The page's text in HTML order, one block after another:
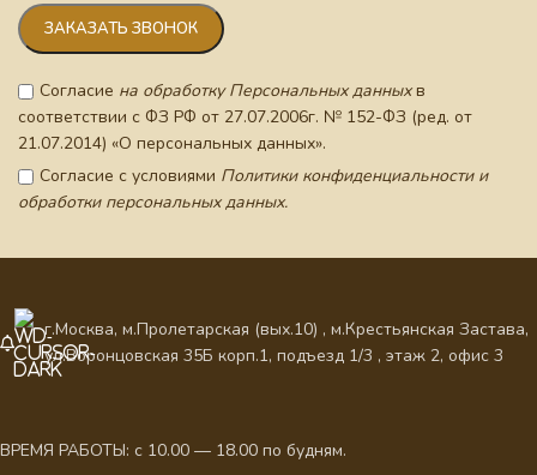
Согласие на обработку Персональных данныхв
соответствии с ФЗ РФ от 27.07.2006г. № 152-ФЗ (ред. от
21.07.2014) «О персональных данных».
Согласие с условиями Политики конфиденциальности и
обработки персональных данных.
г.Москва, м.Пролетарская (вых.10) , м.Крестьянская Застава,
ул.Воронцовская 35Б корп.1, подъезд 1/3 , этаж 2, офис 3
ВРЕМЯ РАБОТЫ: с 10.00 — 18.00 по будням.